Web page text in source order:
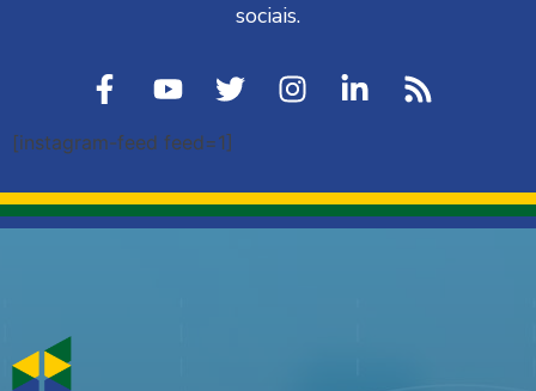
sociais.
[instagram-feed feed=1]